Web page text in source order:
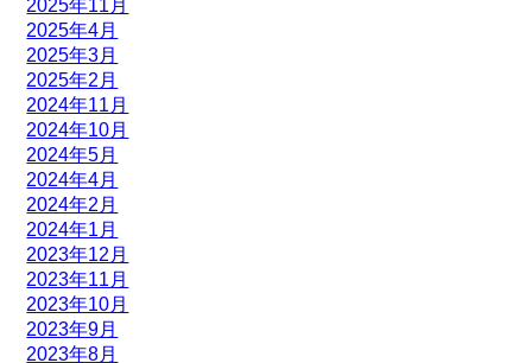
2025年11月
2025年4月
2025年3月
2025年2月
2024年11月
2024年10月
2024年5月
2024年4月
2024年2月
2024年1月
2023年12月
2023年11月
2023年10月
2023年9月
2023年8月